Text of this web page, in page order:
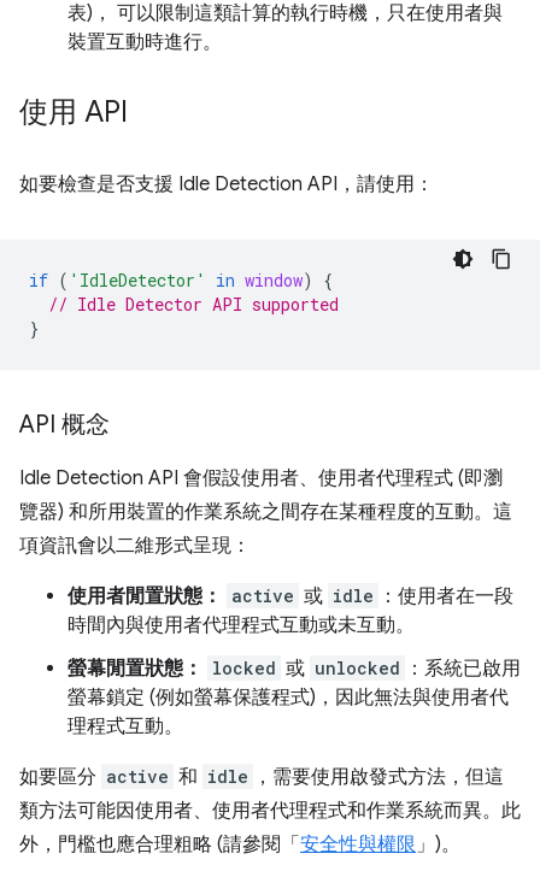
表)， 可以限制這類計算的執行時機，只在使用者與
裝置互動時進行。
使用 API
如要檢查是否支援 Idle Detection API，請使用：
if ( 'IdleDetector' in window)
{
// Idle Detector API supported
}
API 概念
Idle Detection API 會假設使用者、使用者代理程式 (即瀏
覽器) 和所用裝置的作業系統之間存在某種程度的互動。這
項資訊會以二維形式呈現：
使用者閒置狀態： active 或 idle
：使用者在一段
時間內與使用者代理程式互動或未互動。
螢幕閒置狀態：
locked 或 unlocked
：系統已啟用
螢幕鎖定 (例如螢幕保護程式)，因此無法與使用者代
理程式互動。
如要區分 active 和 idle
，需要使用啟發式方法，但這
類方法可能因使用者、使用者代理程式和作業系統而異。此
外，門檻也應合理粗略 (請參閱「 安全性與權限」)。